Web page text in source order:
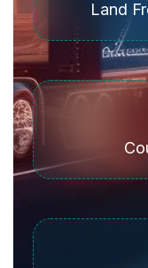
Land